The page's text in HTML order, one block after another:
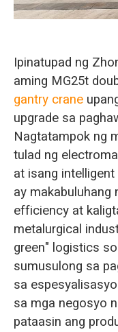
Ipinatupad ng
aming MG25t
gantry crane
upgrade sa
Nagtatampok ng
tulad ng
at isang
ay makabuluhang
efficiency at
metalurgical
green" logistics
sumusulong sa
sa
sa mga negosyo
pataasin ang